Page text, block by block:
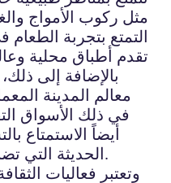
مثل ركوب الأمواج
التمتع بتجربة
تقدم أطباق محلية
بالإضافة إلى
معالم المدينة
في ذلك الأسواق
أيضاً الاستمتاع
الحديثة التي تضم ماركات عالمية مشهورة.
وتعتبر فعاليات